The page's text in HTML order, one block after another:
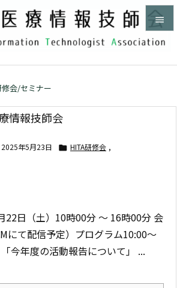


会/セミナー
情報技師会
2025年5月23日  HITA研修会 ,
22日（土）10時00分 ～ 16時00分 会
にて配信予定） プログラム10:00〜
今年度の活動報告について」 ...